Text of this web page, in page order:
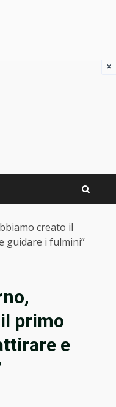
creato il
guidare i fulmini”
primo
e
×